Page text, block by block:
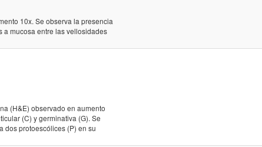
10x. Se observa la presencia
a mucosa entre las vellosidades
(H&E) observado en aumento
(C) y germinativa (G). Se
dos protoescólices (P) en su